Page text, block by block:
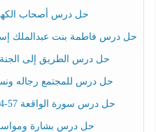
حل درس أصحاب
حل درس فاطمة بنت عبدالملك
حل درس الطريق إلى الجنة
حل درس للمجتمع رجاله
حل درس سورة الواقعة 57-74 تربية اسلامية الصف التاسع
حل درس بشارة